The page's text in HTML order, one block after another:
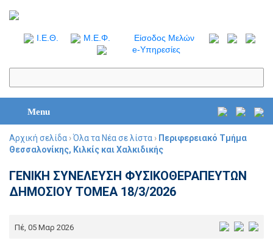
I.Ε.Θ. Μ.Ε.Φ.
Είσοδος Μελών
e-Υπηρεσίες
Menu
Αρχική σελίδα ›Όλα τα Νέα σε λίστα › Περιφερειακό Τμήμα
Θεσσαλονίκης, Κιλκίς και Χαλκιδικής
ΓΕΝΙΚΗ ΣΥΝΕΛΕΥΣΗ ΦΥΣΙΚΟΘΕΡΑΠΕΥΤΩΝ
ΔΗΜΟΣΙΟΥ ΤΟΜΕΑ 18/3/2026
Πέ, 05 Μαρ 2026